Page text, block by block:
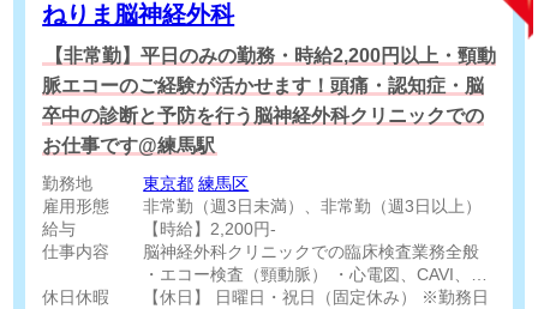
ねりま脳神経外科
【非常勤】平日のみの勤務・時給2,200円以上・頸動
脈エコーのご経験が活かせます！頭痛・認知症・脳
卒中の診断と予防を行う脳神経外科クリニックでの
お仕事です@練馬駅
勤務地 東京都 練馬区
雇用形態
非常勤（週3日未満）、非常勤（週3日以上）
給与
【時給】2,200円-
仕事内容
脳神経外科クリニックでの臨床検査業務全般
・エコー検査（頸動脈） ・心電図、CAVI、
ABI ・採血 ・区民健診および脳ドックの結果
休日休暇
【休日】 日曜日・祝日（固定休み） ※勤務日